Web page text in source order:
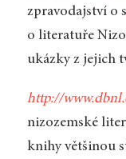
zpravodajství o
o literatuře
ukázky z jejich
http://
nizozemské
knihy většinou